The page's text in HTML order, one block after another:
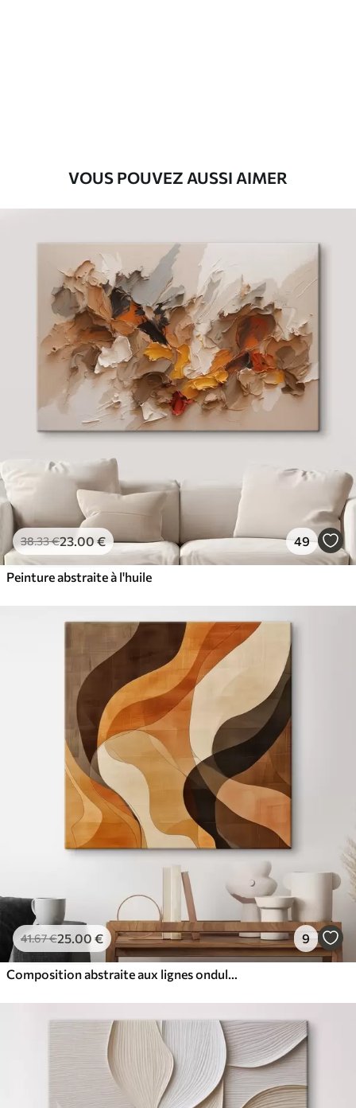
VOUS POUVEZ AUSSI AIMER
38.33€23.00€ 49
Peinture abstraite à l'huile
41.67€25.00 € 9
Composition abstraite aux lignes ondulées dynamiques, dans une palette de tons brun terre cuite